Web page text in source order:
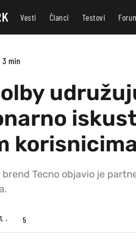
Vesti Članci Testovi
3 min
korisnicima
Tecno objavio je
5